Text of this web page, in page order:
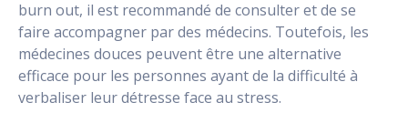
burn out, il est recommandé de consulter et de se
faire accompagner par des médecins. Toutefois, les
médecines douces peuvent être une alternative
efficace pour les personnes ayant de la difficulté à
verbaliser leur détresse face au stress.